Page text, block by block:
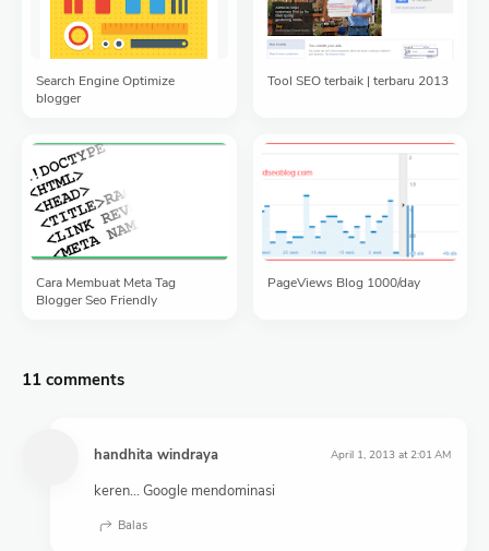
Search Engine Optimize
blogger
Tool SEO terbaik | terbaru 2013
Cara Membuat Meta Tag
Blogger Seo Friendly
PageViews Blog 1000/day
11 comments
handhita windraya April 1, 2013 at 2:01 AM
keren... Google mendominasi
Balas